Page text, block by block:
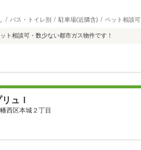
バス・トイレ別 駐車場(近隣含) ペット相談可
ト相談可・数少ない都市ガス物件です！
ュＩ
西区本城２丁目